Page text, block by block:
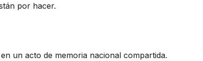
por hacer.
un acto de memoria nacional compartida.